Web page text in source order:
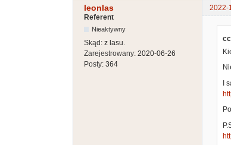
leonlas
2022-
Referent
Nieaktywny
Skąd: z lasu.
Zarejestrowany: 2020-06-26
Posty: 364
I